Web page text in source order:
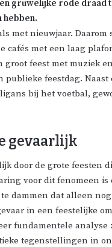
gruwelijke rode draad
hebben.
met nieuwjaar.
cafés met een laag
groot feest met muziek
publieke feestdag.
bij het voetbal,
gevaarlijk
door de grote feesten
voor dit fenomeen
dammen dat alleen
in een feestelijke
fundamentele
tegenstellingen in